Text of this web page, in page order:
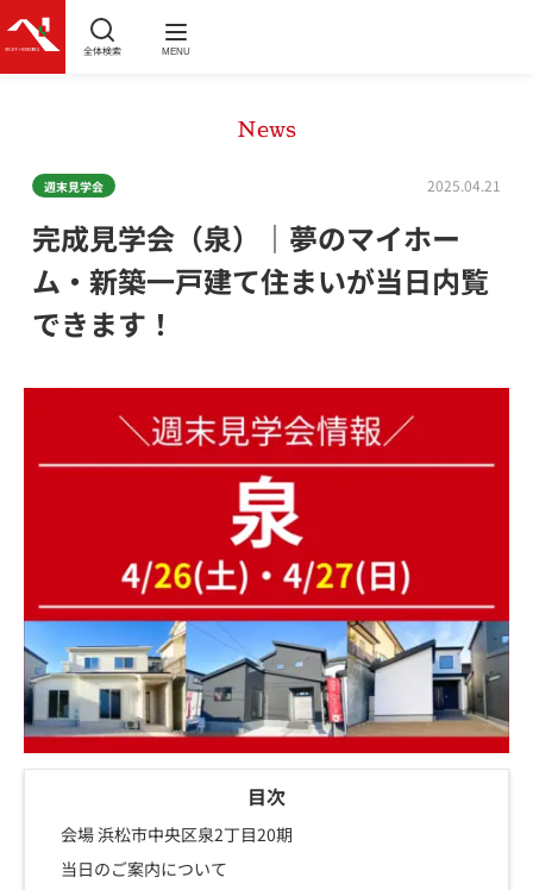
全体検索 MENU
News
週末見学会 2025.04.21
完成見学会（泉）｜夢のマイホー
ム・新築一戸建て住まいが当日内覧
できます！
目次
会場 浜松市中央区泉2丁目20期
当日のご案内について